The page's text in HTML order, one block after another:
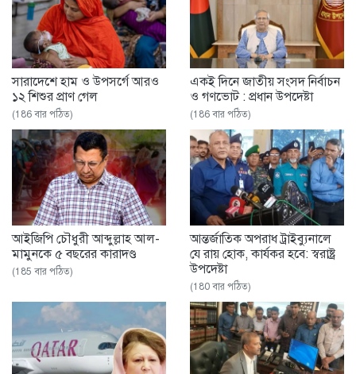
সারাদেশে হাম ও উপসর্গে আরও
১২ শিশুর প্রাণ গেল
(186 বার পঠিত)
একই দিনে জাতীয় সংসদ নির্বাচন
ও গণভোট : প্রধান উপদেষ্টা
(186 বার পঠিত)
আইজিপি চৌধুরী আব্দুল্লাহ আল-
মামুনকে ৫ বছরের কারাদণ্ড
(185 বার পঠিত)
আন্তর্জাতিক অপরাধ ট্রাইব্যুনালে
যে রায় হোক, কার্যকর হবে: স্বরাষ্ট্র
উপদেষ্টা
(180 বার পঠিত)